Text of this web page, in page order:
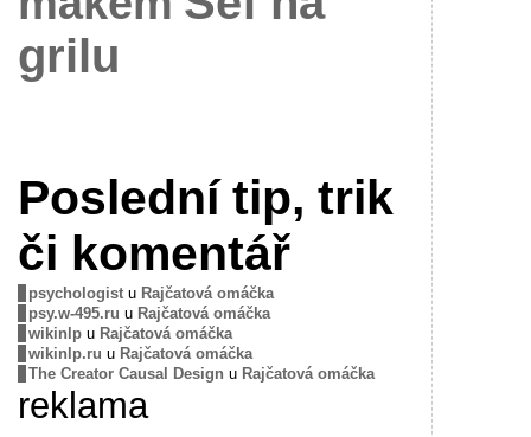
grilu
Poslední tip, trik
či komentář
psychologistu Rajčatová omáčka
psy.w-495.ru u Rajčatová omáčka
wikinlpu Rajčatová omáčka
wikinlp.ru u Rajčatová omáčka
The Creator Causal Design u Rajčatová omáčka
reklama